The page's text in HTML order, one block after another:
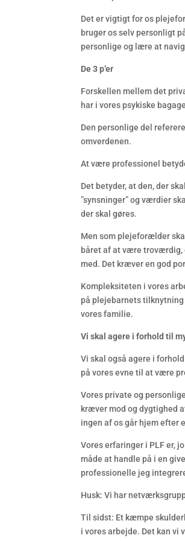
Det er vigtigt for os
bruger os selv personligt
personlige og lære at
De 3 p’er
Forskellen mellem det
har i vores psykiske
Den personlige del
omverdenen.
At være professionel
Det betyder, at den, der
”synsninger” og værdier
der skal gøres.
Men som plejeforælder
båret af at være troværdig,
med. Det kræver en god
Kompleksiteten i vores
på plejebarnets
vores familie.
Vi skal agere i forhold til
Vi skal også agere i
på vores evne til at være
Vores private og
kræver mod og dygtighed
ingen af os går hjem efter
Vores erfaringer i PLF er,
måde at handle på i en
professionelle jeg
Husk: Vi har
Til sidst: Et kæmpe
i vores arbejde. Det kan vi